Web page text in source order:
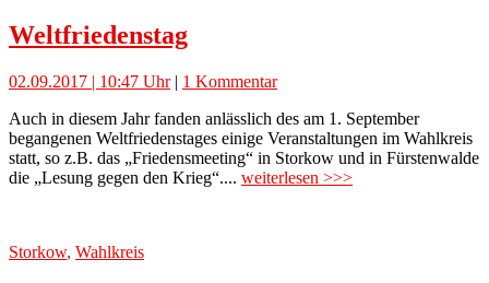
Weltfriedenstag
02.09.2017 | 10:47 Uhr| 1 Kommentar
Auch in diesem Jahr fanden anlässlich des am 1. September
begangenen Weltfriedenstages einige Veranstaltungen im Wahlkreis
statt, so z.B. das „Friedensmeeting“ in Storkow und in Fürstenwalde
die „Lesung gegen den Krieg“.... weiterlesen >>>
Storkow, Wahlkreis